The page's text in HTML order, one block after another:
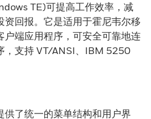
TE)可提高工作效率，减
资回报。它是适用于霍尼韦尔移
户端应用程序，可安全可靠地连
，支持 VT/ANSI、IBM 5250
了统一的菜单结构和用户界